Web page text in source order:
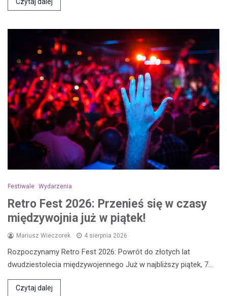
Festiwale Wydarzenia
Retro Fest 2026: Przenieś się w czasy
międzywojnia już w piątek!
Mariusz Wieczorek 4 sierpnia 2026
Rozpoczynamy Retro Fest 2026: Powrót do złotych lat
dwudziestolecia międzywojennego Już w najbliższy piątek, 7…
Czytaj dalej